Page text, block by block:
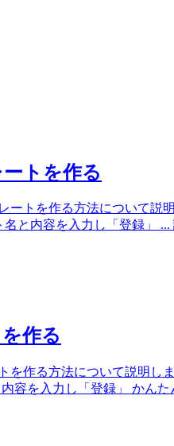
トを作る
ートを作る方法について
と内容を入力し「登録」 ...
作る
を作る方法について説明
容を入力し「登録」 かん